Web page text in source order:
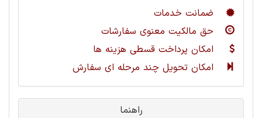
ضمانت خدمات
حق مالکیت معنوی سفارشات
امکان پرداخت قسطی هزینه ها
امکان تحویل چند مرحله ای سفارش
راهنما